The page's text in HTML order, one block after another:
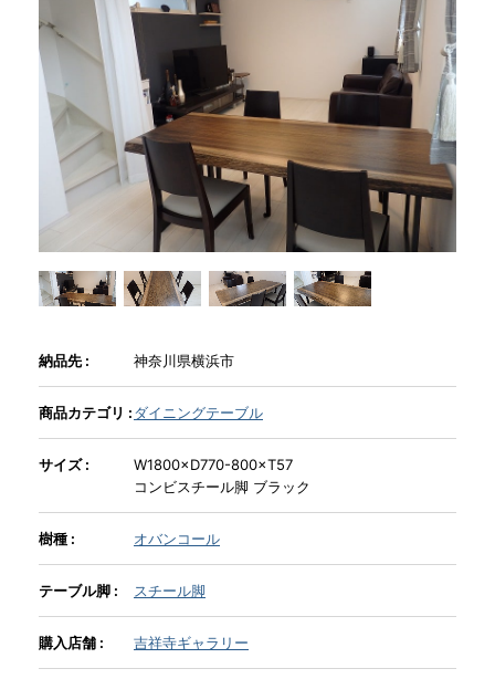
商品情報
直営店
イベント
WEBカタログ
全商品一覧
新入荷情報
納品事例
INFORMATION
MOKUBA CHANNEL
納品先 : 神奈川県横浜市
商品カテゴリ :ダイニングテーブル
サイズ :
W1800×D770-800×T57
コンビスチール脚 ブラック
樹種 : オバンコール
テーブル脚 : スチール脚
購入店舗 : 吉祥寺ギャラリー